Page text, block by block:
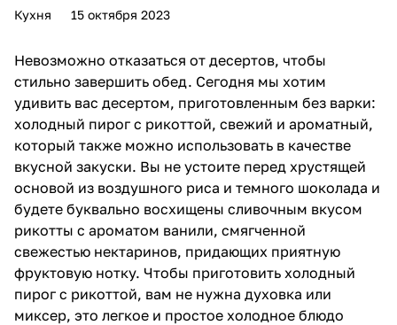
Кухня 15 октября 2023
Невозможно отказаться от десертов, чтобы
стильно завершить обед. Сегодня мы хотим
удивить вас десертом, приготовленным без варки:
холодный пирог с рикоттой, свежий и ароматный,
который также можно использовать в качестве
вкусной закуски. Вы не устоите перед хрустящей
основой из воздушного риса и темного шоколада и
будете буквально восхищены сливочным вкусом
рикотты с ароматом ванили, смягченной
свежестью нектаринов, придающих приятную
фруктовую нотку. Чтобы приготовить холодный
пирог с рикоттой, вам не нужна духовка или
миксер, это легкое и простое холодное блюдо